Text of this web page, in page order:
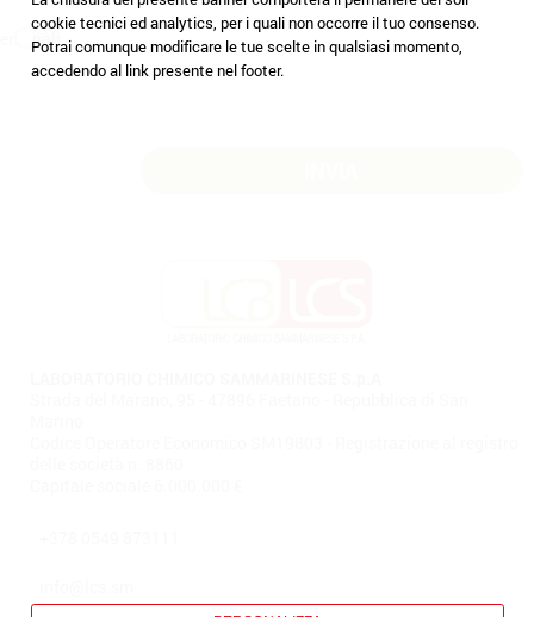
cookie tecnici ed analytics, per i quali non occorre il tuo consenso.
Potrai comunque modificare le tue scelte in qualsiasi momento,
accedendo al link presente nel footer.